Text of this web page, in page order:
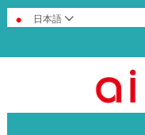
日本語 